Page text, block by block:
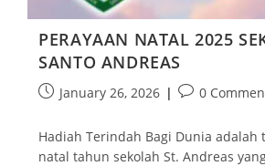
PERAYAAN NATAL 2025
SANTO ANDREAS
January 26, 2026 0
Hadiah Terindah Bagi Dunia adalah
natal tahun sekolah St. Andreas